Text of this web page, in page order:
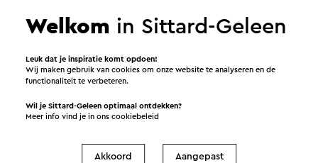
Jaspo Eventservice Peeze
Welkom in Sittard-Geleen
Leuk dat je inspiratie komt opdoen!
Wij maken gebruik van cookies om onze website te analyseren en de
functionaliteit te verbeteren.
Wil je Sittard-Geleen optimaal ontdekken?
Meer info vind je in onscookiebeleid
Akkoord Aangepast